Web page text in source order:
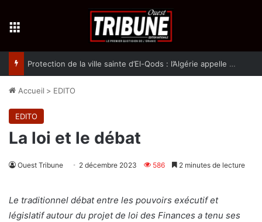
Protection de la ville sainte d’El-Qods : l’Algérie appelle à une action collective
Accueil > EDITO
EDITO
La loi et le débat
Ouest Tribune 2 décembre 2023 586 2 minutes de lecture
Le traditionnel débat entre les pouvoirs exécutif et
législatif autour du projet de loi des Finances a tenu ses